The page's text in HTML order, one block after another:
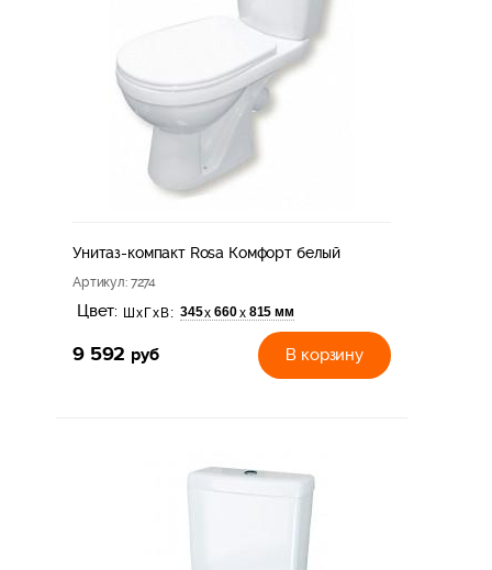
Унитаз-компакт Rosa Комфорт белый
Артикул: 7274
Цвет: ШхГхВ: 345х 660х 815 мм
9 592 руб В корзину